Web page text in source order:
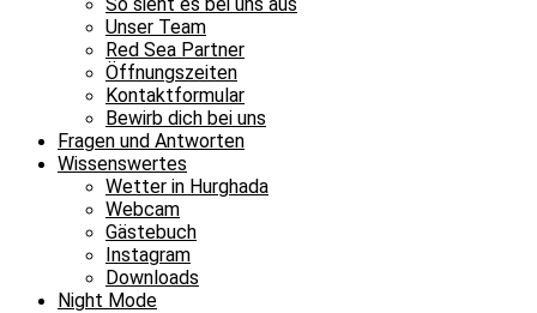
Unser Team
Red Sea Partner
Öffnungszeiten
Kontaktformular
Bewirb dich bei uns
Fragen und Antworten
Wissenswertes
Wetter in Hurghada
Webcam
Gästebuch
Instagram
Downloads
Night Mode